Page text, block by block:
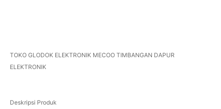
TOKO GLODOK ELEKTRONIK MECOO TIMBANGAN DAPUR
ELEKTRONIK
Deskripsi Produk